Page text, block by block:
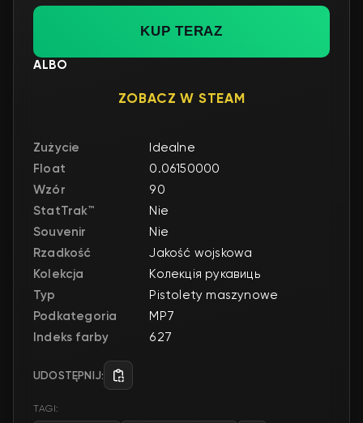
KUP TERAZ
ALBO
ZOBACZ W STEAM
Zużycie
Idealne
Float
0.06150000
Wzór
90
StatTrak™
Nie
Souvenir
Nie
Rzadkość
Jakość wojskowa
Kolekcja
Колекція рукавиць
Typ
Pistolety maszynowe
Podkategoria
MP7
Indeks farby
627
UDOSTĘPNIJ:
TAGI: